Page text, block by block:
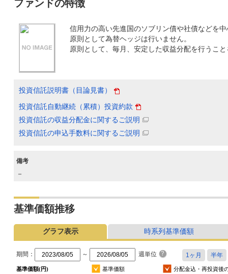
ファンドの特徴
信用力の高い先進国のソブリン債や社債などを
原則として為替ヘッジは行いません。
原則として、毎月、安定した収益分配を行うこ
投資信託説明書（目論見書）
投資信託自動継続（累積）投資約款
投資信託の収益分配金に関するご説明
投資信託の申込手数料に関するご説明
備考
－
基準価額推移
グラフ表示 時系列基準価額
期間： ～ 週単位
基準価額(円) 基準価額 分配金込・再投資後